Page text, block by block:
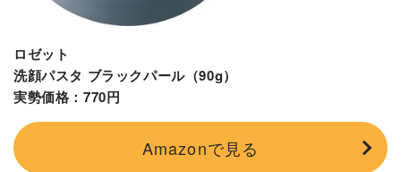
ロゼット
洗顔パスタ ブラックパール（90g）
実勢価格：770円
Amazonで見る